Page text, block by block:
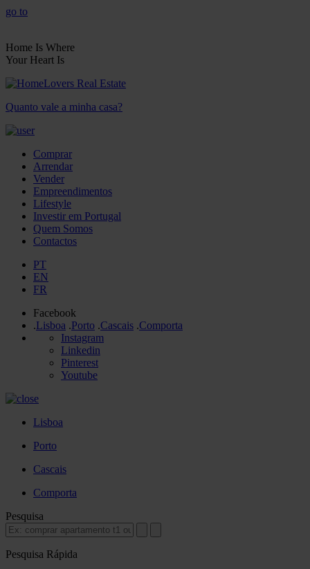
go to
Home Is Where
Your Heart Is
Quanto vale a minha casa?
Comprar
Arrendar
Vender
Empreendimentos
Lifestyle
Investir em Portugal
Quem Somos
Contactos
PT
EN
FR
Facebook
.Lisboa .Porto .Cascais .Comporta
Instagram
Linkedin
Pinterest
Youtube
Lisboa
Porto
Cascais
Comporta
Pesquisa
Pesquisa Rápida